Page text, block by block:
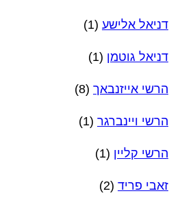
דניאל אלישע (1)
דניאל גוטמן (1)
הרשי אייזנבאך (8)
הרשי ויינברגר (1)
הרשי קליין (1)
זאבי פריד (2)